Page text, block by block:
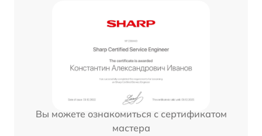
Вы можете ознакомиться с сертификатом
мастера